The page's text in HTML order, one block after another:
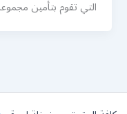
التي تقوم بتأمين